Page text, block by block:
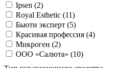
Ipsen (2)
Royal Esthetic (11)
Бьюти эксперт (5)
Красивая профессия (4)
Микроген (2)
ООО «Салюта» (10)